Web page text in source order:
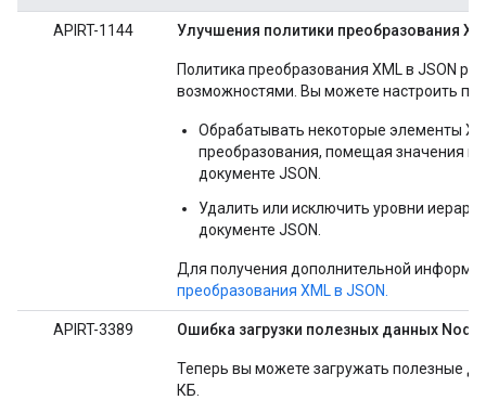
APIRT-1144 Улучшения политики преобразования
Политика преобразования XML в JSON
возможностями. Вы можете настроить
Обрабатывать некоторые элементы
преобразования, помещая значения в
документе JSON.
Удалить или исключить уровни
документе JSON.
Для получения дополнительной
преобразования XML в JSON.
APIRT-3389 Ошибка загрузки полезных данных
Теперь вы можете загружать полезные
КБ.